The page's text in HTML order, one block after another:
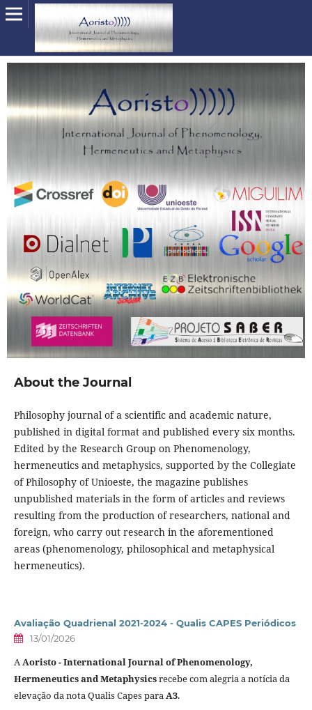
About the Journal
Philosophy journal of a scientific and academic nature,
published in digital format and published every six months.
Edited by the Research Group on Phenomenology,
hermeneutics and metaphysics, supported by the Collegiate
of Philosophy of Unioeste, the magazine publishes
unpublished materials in the form of articles and reviews
resulting from the production of researchers, national and
foreign, who carry out research in the aforementioned
areas (phenomenology, philosophical and metaphysical
hermeneutics).
Avaliação Quadrienal 2021-2024 - Qualis CAPES Periódicos
13/01/2026
A Aoristo - International Journal of Phenomenology,
Hermeneutics and Metaphysicsrecebe com alegria a notícia da
elevação da nota Qualis Capes para A3.